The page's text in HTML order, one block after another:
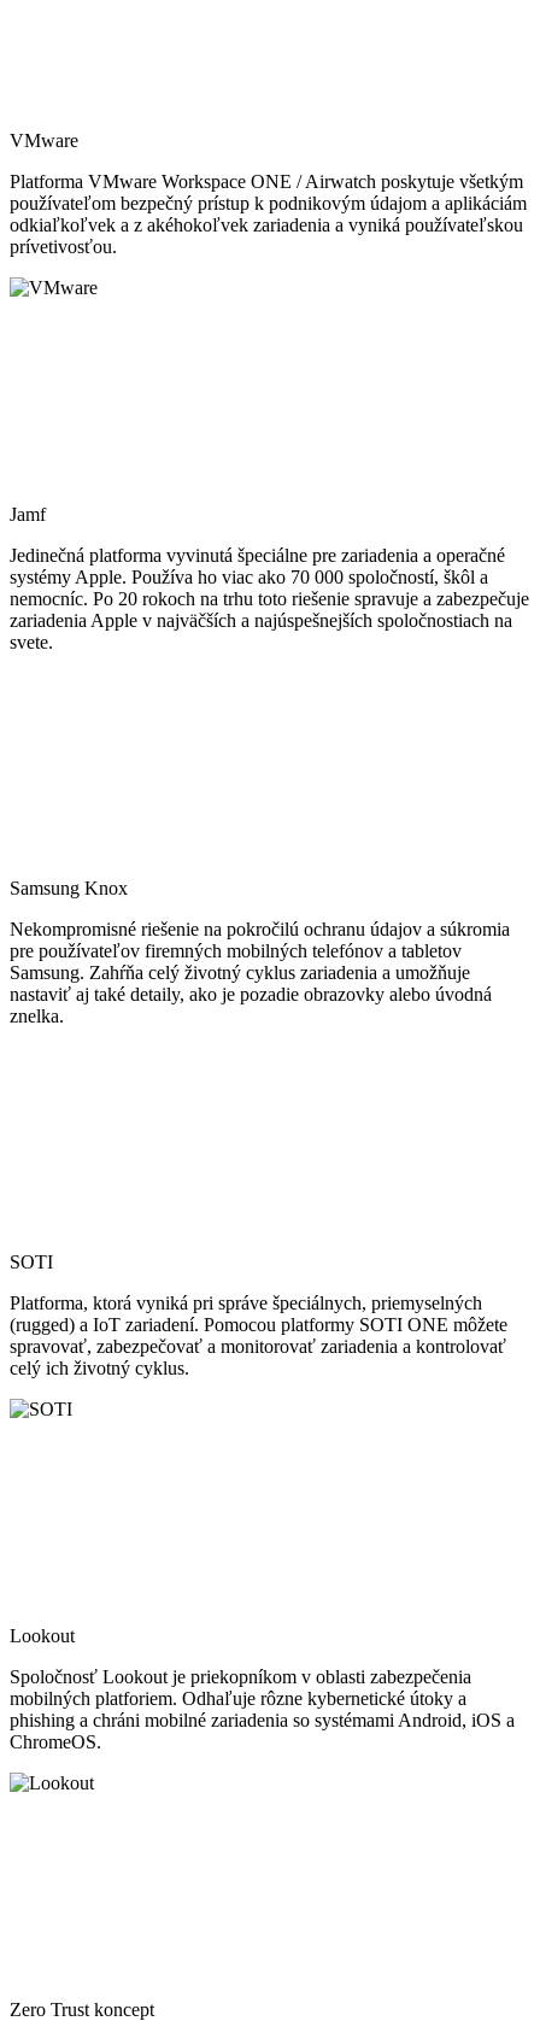
VMware
Platforma VMware Workspace ONE / Airwatch poskytuje všetkým
používateľom bezpečný prístup k podnikovým údajom a aplikáciám
odkiaľkoľvek a z akéhokoľvek zariadenia a vyniká používateľskou
prívetivosťou.
Jamf
Jedinečná platforma vyvinutá špeciálne pre zariadenia a operačné
systémy Apple. Používa ho viac ako 70 000 spoločností, škôl a
nemocníc. Po 20 rokoch na trhu toto riešenie spravuje a zabezpečuje
zariadenia Apple v najväčších a najúspešnejších spoločnostiach na
svete.
Samsung Knox
Nekompromisné riešenie na pokročilú ochranu údajov a súkromia
pre používateľov firemných mobilných telefónov a tabletov
Samsung. Zahŕňa celý životný cyklus zariadenia a umožňuje
nastaviť aj také detaily, ako je pozadie obrazovky alebo úvodná
znelka.
SOTI
Platforma, ktorá vyniká pri správe špeciálnych, priemyselných
(rugged) a IoT zariadení. Pomocou platformy SOTI ONE môžete
spravovať, zabezpečovať a monitorovať zariadenia a kontrolovať
celý ich životný cyklus.
Lookout
Spoločnosť Lookout je priekopníkom v oblasti zabezpečenia
mobilných platforiem. Odhaľuje rôzne kybernetické útoky a
phishing a chráni mobilné zariadenia so systémami Android, iOS a
ChromeOS.
Zero Trust koncept